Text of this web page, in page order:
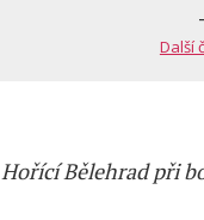
Další
Hořící Bělehrad při